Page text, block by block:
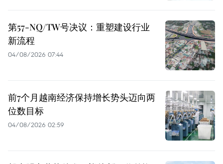
第57-NQ/TW号决议：重塑建设行业
新流程
04/08/2026 07:44
前7个月越南经济保持增长势头迈向两
位数目标
04/08/2026 02:59